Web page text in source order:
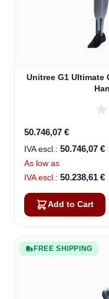
Unitree G1 Ultimate
50.746,07 €
50.746,07 €
As low as
50.238,61 €
Add to Cart
FREE SHIPPING